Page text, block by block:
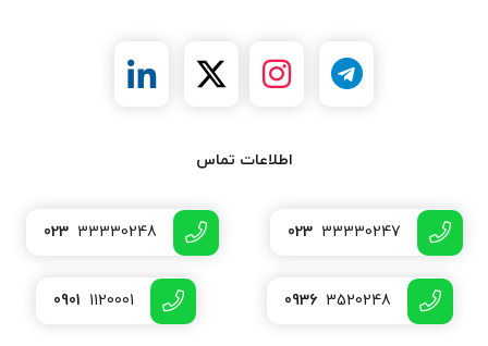
اطلاعات تماس
023 33330247
023 33330248
0936 3520248
0901 1120001